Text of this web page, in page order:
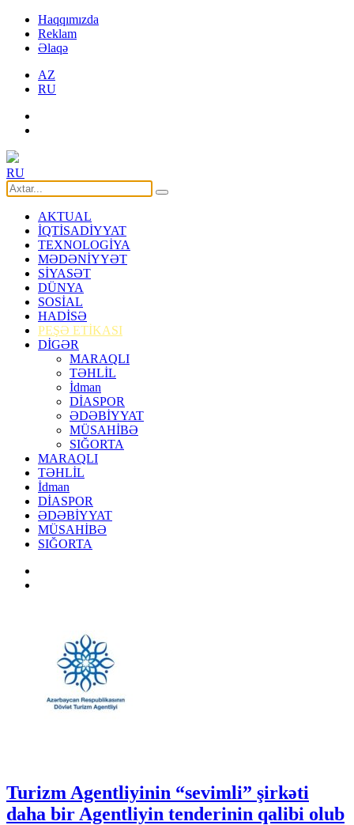
Haqqımızda
Reklam
Əlaqə
AZ
RU
RU
AKTUAL
İQTİSADİYYAT
TEXNOLOGİYA
MƏDƏNİYYƏT
SİYASƏT
DÜNYA
SOSİAL
HADİSƏ
PEŞƏ ETİKASI
DİGƏR
MARAQLI
TƏHLİL
İdman
DİASPOR
ƏDƏBİYYAT
MÜSAHİBƏ
SIĞORTA
MARAQLI
TƏHLİL
İdman
DİASPOR
ƏDƏBİYYAT
MÜSAHİBƏ
SIĞORTA
Turizm Agentliyinin “sevimli” şirkəti
daha bir Agentliyin tenderinin qalibi olub